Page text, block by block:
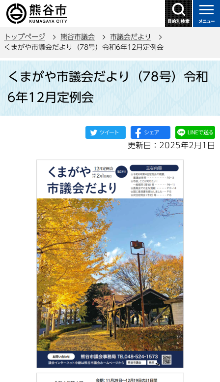
の
す
トップページ 熊谷市議会
市議会だより
くまがや市議会だより（78号）令和6年12月定例会
か
くまがや市議会だより（78号）令和
6年12月定例会
更新日：2025年2月1日